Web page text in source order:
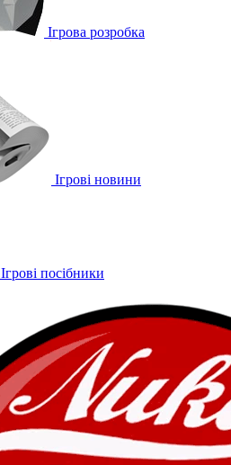
Ігрова розробка
Ігрові новини
Ігрові посібники